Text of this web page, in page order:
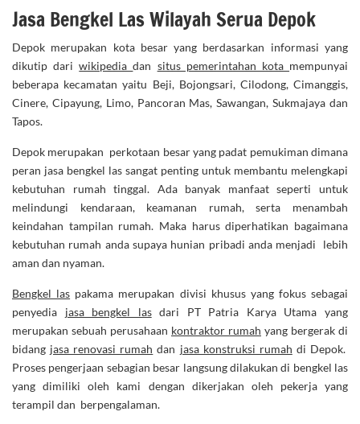
Jasa Bengkel Las Wilayah Serua Depok
Depok merupakan kota besar yang berdasarkan informasi yang
dikutip dariwikipediadan situs pemerintahan kota mempunyai
beberapa kecamatan yaitu Beji, Bojongsari, Cilodong, Cimanggis,
Cinere, Cipayung, Limo, Pancoran Mas, Sawangan, Sukmajaya dan
Tapos.
Depok merupakan perkotaan besar yang padat pemukiman dimana
peran jasa bengkel las sangat penting untuk membantu melengkapi
kebutuhan rumah tinggal. Ada banyak manfaat seperti untuk
melindungi kendaraan, keamanan rumah, serta menambah
keindahan tampilan rumah. Maka harus diperhatikan bagaimana
kebutuhan rumah anda supaya hunian pribadi anda menjadi lebih
aman dan nyaman.
Bengkel las pakama merupakan divisi khusus yang fokus sebagai
penyedia jasa bengkel lasdari PT Patria Karya Utama yang
merupakan sebuah perusahaan kontraktor rumah yang bergerak di
bidang jasa renovasi rumah dan jasa konstruksi rumah di Depok.
Proses pengerjaan sebagian besar langsung dilakukan di bengkel las
yang dimiliki oleh kami dengan dikerjakan oleh pekerja yang
terampil dan berpengalaman.